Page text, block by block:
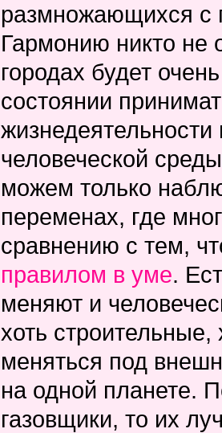
размножающихся с
Гармонию никто не
городах будет
состоянии
человеческой
можем только
переменах, где
сравнению с тем,
правилом в уме.
меняют и
хоть
меняться под
на одной планете.
газовщики, то их